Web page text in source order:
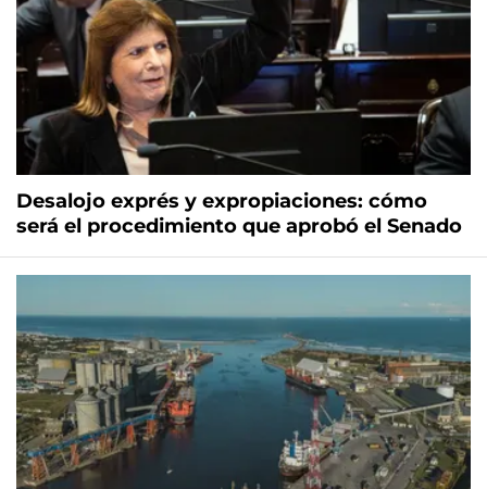
Desalojo exprés y expropiaciones: cómo
será el procedimiento que aprobó el Senado